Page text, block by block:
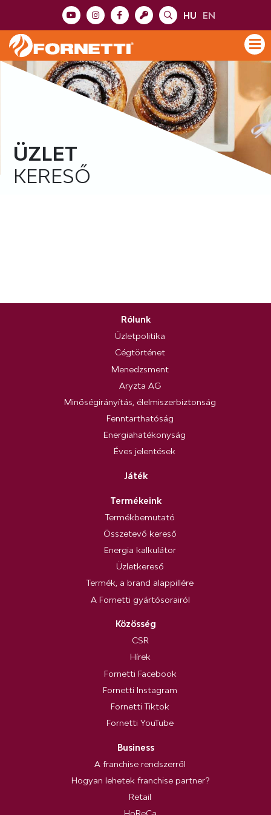
HU EN
ÜZLET
KERESŐ
Rólunk
Üzletpolitika
Cégtörténet
Menedzsment
Aryzta AG
Minőségirányítás, élelmiszerbiztonság
Fenntarthatóság
Energiahatékonyság
Éves jelentések
Játék
Termékeink
Termékbemutató
Összetevő kereső
Energia kalkulátor
Üzletkereső
Termék, a brand alappillére
A Fornetti gyártósorairól
Közösség
CSR
Hírek
Fornetti Facebook
Fornetti Instagram
Fornetti Tiktok
Fornetti YouTube
Business
A franchise rendszerről
Hogyan lehetek franchise partner?
Retail